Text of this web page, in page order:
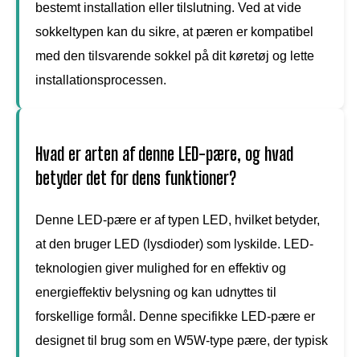
bestemt installation eller tilslutning. Ved at vide
sokkeltypen kan du sikre, at pæren er kompatibel
med den tilsvarende sokkel på dit køretøj og lette
installationsprocessen.
Hvad er arten af denne LED-pære, og hvad
betyder det for dens funktioner?
Denne LED-pære er af typen LED, hvilket betyder,
at den bruger LED (lysdioder) som lyskilde. LED-
teknologien giver mulighed for en effektiv og
energieffektiv belysning og kan udnyttes til
forskellige formål. Denne specifikke LED-pære er
designet til brug som en W5W-type pære, der typisk